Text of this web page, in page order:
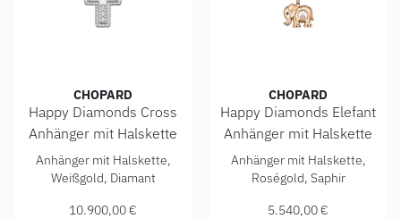
CHOPARD
Happy Diamonds Cross
Anhänger mit Halskette
Chopard Happy Diamonds Cross Anhänger mit Halskette,
Anhänger mit Halskette,
Weißgold, Diamant
10.900,00 €
CHOPARD
Happy Diamonds Elefant
Anhänger mit Halskette
Chopard Happy Diamonds
Anhänger mit Halskette,
Roségold, Saphir
5.540,00 €